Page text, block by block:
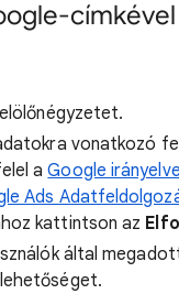
címkével
vonatkozó
aGoogle
Ads
kattintson az
által